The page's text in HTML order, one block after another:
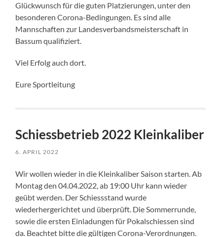
Glückwunsch für die guten Platzierungen, unter den
besonderen Corona-Bedingungen. Es sind alle
Mannschaften zur Landesverbandsmeisterschaft in
Bassum qualifiziert.
Viel Erfolg auch dort.
Eure Sportleitung
Schiessbetrieb 2022 Kleinkaliber
6. APRIL 2022
Wir wollen wieder in die Kleinkaliber Saison starten. Ab
Montag den 04.04.2022, ab 19:00 Uhr kann wieder
geübt werden. Der Schiessstand wurde
wiederhergerichtet und überprüft. Die Sommerrunde,
sowie die ersten Einladungen für Pokalschiessen sind
da. Beachtet bitte die gültigen Corona-Verordnungen.